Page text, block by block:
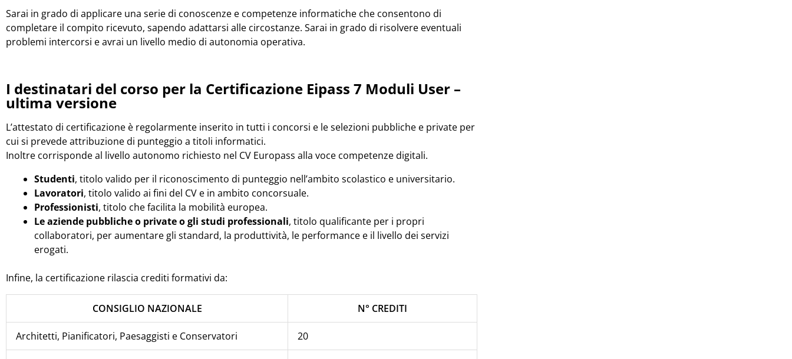
Sarai in grado di applicare una serie di conoscenze e competenze informatiche che consentono di
completare il compito ricevuto, sapendo adattarsi alle circostanze. Sarai in grado di risolvere eventuali
problemi intercorsi e avrai un livello medio di autonomia operativa.
I destinatari del corso per la Certificazione Eipass 7 Moduli User –
ultima versione
L’attestato di certificazione è regolarmente inserito in tutti i concorsi e le selezioni pubbliche e private per
cui si prevede attribuzione di punteggio a titoli informatici.
Inoltre corrisponde al livello autonomo richiesto nel CV Europass alla voce competenze digitali.
Studenti, titolo valido per il riconoscimento di punteggio nell’ambito scolastico e universitario.
Lavoratori, titolo valido ai fini del CV e in ambito concorsuale.
Professionisti, titolo che facilita la mobilità europea.
Le aziende pubbliche o private o gli studi professionali, titolo qualificante per i propri
collaboratori, per aumentare gli standard, la produttività, le performance e il livello dei servizi
erogati.
Infine, la certificazione rilascia crediti formativi da:
CONSIGLIO NAZIONALE N° CREDITI
Architetti, Pianificatori, Paesaggisti e Conservatori 20